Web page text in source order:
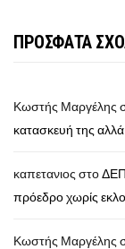
ΠΡΟΣΦΑΤΑ
Κωστής Μαργέλης
κατασκευή της
καπετανιος στο
πρόεδρο χωρίς
Κωστής Μαργέλης